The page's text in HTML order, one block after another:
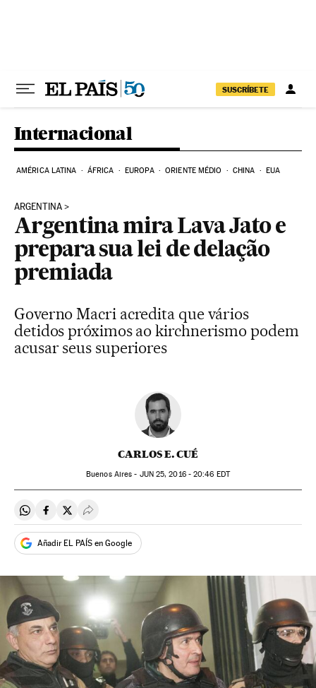
SUSCRÍBETE
Internacional
AMÉRICA LATINA ÁFRICA EUROPA ORIENTE MÉDIO CHINA EUA
ARGENTINA
Argentina mira Lava Jato e
prepara sua lei de delação
premiada
Governo Macri acredita que vários
detidos próximos ao kirchnerismo podem
acusar seus superiores
CARLOS E. CUÉ
Buenos Aires - JUN25, 2016 - 20:46 EDT
Compartir en Whatsapp
Compartir en Facebook
Compartir en Twitter
Desplegar Redes Sociales
Añadir EL PAÍS en Google